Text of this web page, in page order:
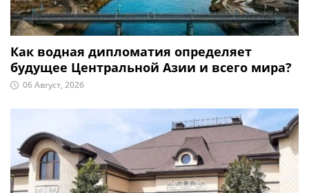
Как водная дипломатия определяет
будущее Центральной Азии и всего мира?
06 Август, 2026